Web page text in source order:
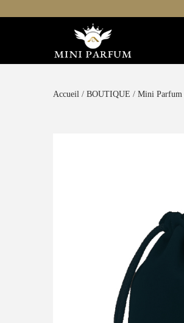
Accueil / BOUTIQUE / Mini Parfum